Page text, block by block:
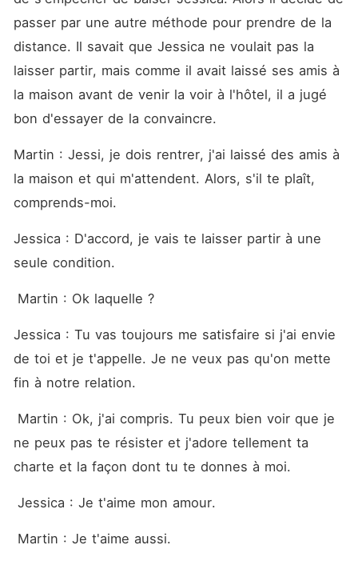
passer par une autre méthode pour prendre de la
distance. Il savait que Jessica ne voulait pas la
laisser partir, mais comme il avait laissé ses amis à
la maison avant de venir la voir à l'hôtel, il a jugé
bon d'essayer de la convaincre.
Martin : Jessi, je dois rentrer, j'ai laissé des amis à
la maison et qui m'attendent. Alors, s'il te plaît,
comprends-moi.
Jessica : D'accord, je vais te laisser partir à une
seule condition.
Martin : Ok laquelle ?
Jessica : Tu vas toujours me satisfaire si j'ai envie
de toi et je t'appelle. Je ne veux pas qu'on mette
fin à notre relation.
ne peux pas te résister et j'adore tellement ta
charte et la façon dont tu te donnes à moi.
Jessica : Je t'aime mon amour.
Martin : Je t'aime aussi.